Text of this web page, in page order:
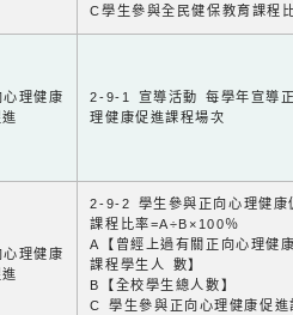
C學生參與全民健保教育課程
理健康
2-9-1 宣導活動 每學年宣導
理健康促進課程場次
理健康
2-9-2 學生參與正向心理健康
課程比率=A÷B×100％
A【曾經上過有關正向心理健
課程學生人 數】
B【全校學生總人數】
C 學生參與正向心理健康促進